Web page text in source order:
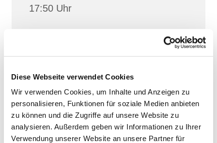
Diese Webseite verwendet Cookies
Wir verwenden Cookies, um Inhalte und Anzeigen zu
personalisieren, Funktionen für soziale Medien anbieten
zu können und die Zugriffe auf unsere Website zu
analysieren. Außerdem geben wir Informationen zu Ihrer
Verwendung unserer Website an unsere Partner für
17:50 Uhr
Klüschenberg, Katholischer Berg,